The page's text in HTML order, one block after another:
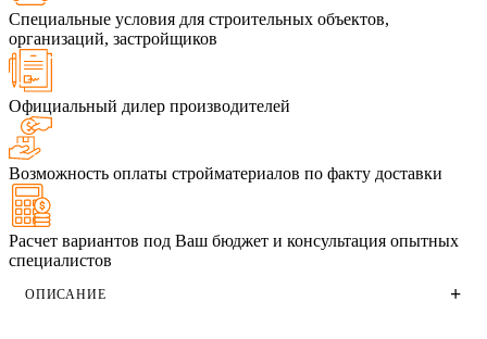
Специальные условия для строительных объектов,
организаций, застройщиков
Официальный дилер производителей
Возможность оплаты стройматериалов по факту доставки
Расчет вариантов под Ваш бюджет и консультация опытных
специалистов
ОПИСАНИЕ